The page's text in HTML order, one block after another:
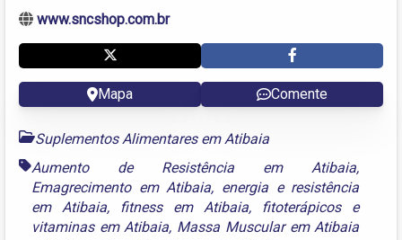
www.sncshop.com.br
Mapa Comente
Suplementos Alimentares em Atibaia
Aumento de Resistência em Atibaia,
Emagrecimento em Atibaia, energia e resistência
em Atibaia, fitness em Atibaia, fitoterápicos e
vitaminas em Atibaia, Massa Muscular em Atibaia